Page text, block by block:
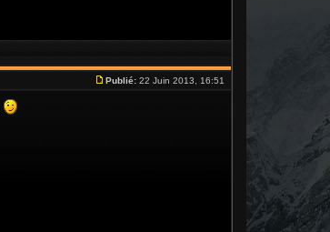
Publié: 22 Juin 2013, 16:51